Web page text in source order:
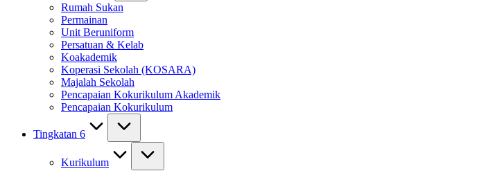
Rumah Sukan
Permainan
Unit Beruniform
Persatuan & Kelab
Koakademik
Koperasi Sekolah (KOSARA)
Majalah Sekolah
Pencapaian Kokurikulum Akademik
Pencapaian Kokurikulum
Tingkatan 6
Kurikulum